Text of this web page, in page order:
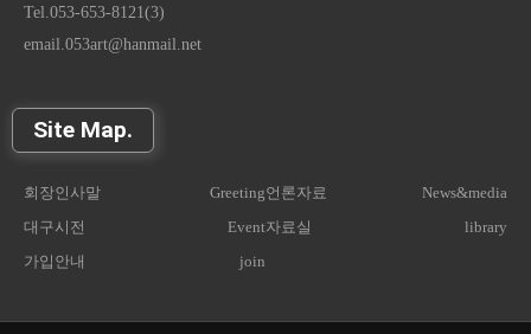
Tel.053-653-8121(3)
email.053art@hanmail.net
Site Map.
회장인사말 Greeting언론자료 News&media
대구시전 Event자료실 library
가입안내 join